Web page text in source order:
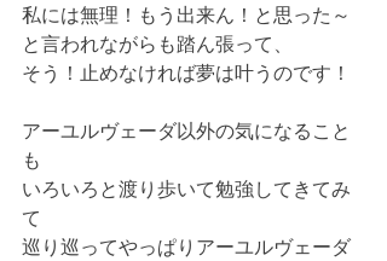
私には無理！もう出来ん！と思った～
と言われながらも踏ん張って、
そう！止めなければ夢は叶うのです！
アーユルヴェーダ以外の気になること
も
いろいろと渡り歩いて勉強してきてみ
て
巡り巡ってやっぱりアーユルヴェーダ